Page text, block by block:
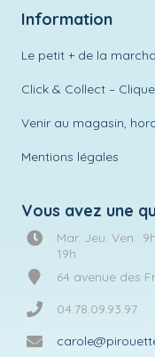
Information
Le petit + de la
Click & Collect –
Venir au magasin,
Mentions légales
Vous avez une
Mar. Jeu. Ven.:
19h
64 avenue des
04.78.09.93.97